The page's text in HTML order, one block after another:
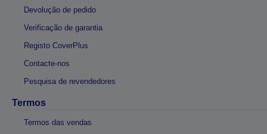
Devolução de pedido
Verificação de garantia
Registo CoverPlus
Contacte-nos
Pesquisa de revendedores
Termos
Termos das vendas